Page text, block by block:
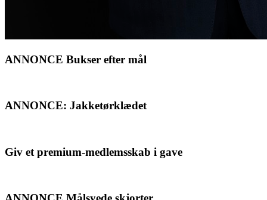
ANNONCE Bukser efter mål
ANNONCE: Jakketørklædet
Giv et premium-medlemsskab i gave